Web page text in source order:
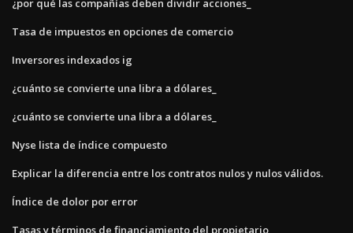
¿por qué las compañías deben dividir acciones_
Tasa de impuestos en opciones de comercio
Inversores indexados ig
¿cuánto se convierte una libra a dólares_
¿cuánto se convierte una libra a dólares_
Nyse lista de índice compuesto
Explicar la diferencia entre los contratos nulos y nulos válidos.
Índice de dolor por error
Tasas y términos de financiamiento del propietario